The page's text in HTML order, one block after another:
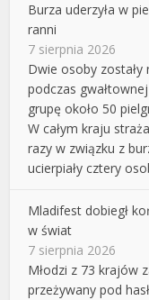
Burza uderzyła w
ranni
7 sierpnia 2026
Dwie osoby
podczas
grupę około 50
W całym kraju
razy w związku z
ucierpiały cztery
Mladifest dobiegł
w świat
7 sierpnia 2026
Młodzi z 73 krajów
przeżywany pod